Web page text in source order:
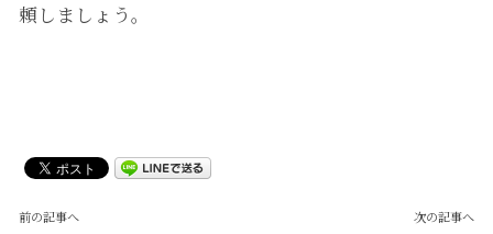
頼しましょう。
前の記事へ 次の記事へ